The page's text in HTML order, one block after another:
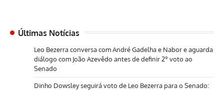
Últimas Notícias
Leo Bezerra conversa com André Gadelha e Nabor e aguarda
diálogo com João Azevêdo antes de definir 2º voto ao
Senado
Dinho Dowsley seguirá voto de Leo Bezerra para o Senado: